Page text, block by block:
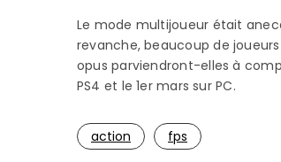
Le mode multijoueur était
revanche, beaucoup de
opus parviendront-elles à
PS4 et le 1er mars sur PC.
action fps